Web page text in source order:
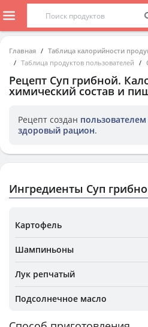
Главная
Таблица калорийности
Таблица продуктов пользователей
Рецепт Суп грибной.
химический состав и
Рецепт создан пользователем
здоровый рацион.
Ингредиенты Суп
Картофель
Шампиньоны
Лук репчатый
Подсолнечное масло